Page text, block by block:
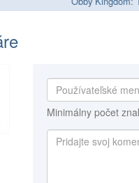
Minimálny počet